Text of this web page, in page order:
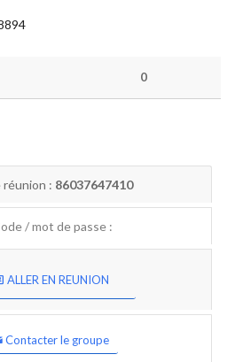
0
réunion : 86037647410
/ mot de passe :
ALLER EN REUNION
Contacter le groupe